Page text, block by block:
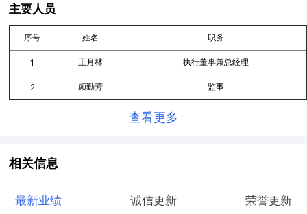
主要人员
序号 姓名 职务
1 王月林 执行董事兼总经理
2 顾勤芳 监事
查看更多
相关信息
最新业绩 诚信更新 荣誉更新